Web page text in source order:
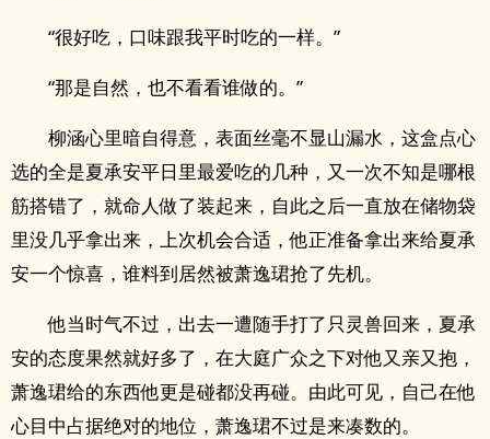
“很好吃，口味跟我平时吃的一样。”
“那是自然，也不看看谁做的。”
柳涵心里暗自得意，表面丝毫不显山漏水，这盒点心
选的全是夏承安平日里最爱吃的几种，又一次不知是哪根
筋搭错了，就命人做了装起来，自此之后一直放在储物袋
里没几乎拿出来，上次机会合适，他正准备拿出来给夏承
安一个惊喜，谁料到居然被萧逸珺抢了先机。
他当时气不过，出去一遭随手打了只灵兽回来，夏承
安的态度果然就好多了，在大庭广众之下对他又亲又抱，
萧逸珺给的东西他更是碰都没再碰。由此可见，自己在他
心目中占据绝对的地位，萧逸珺不过是来凑数的。